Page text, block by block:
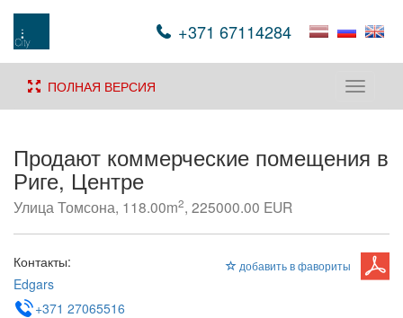
+371 67114284
Toggle
ПОЛНАЯ ВЕРСИЯ
Продают коммерческие помещения в
Риге, Центре
Улица Томсона, 118.00m2, 225000.00 EUR
добавить в фавориты
Контакты:
Edgars
+371 27065516